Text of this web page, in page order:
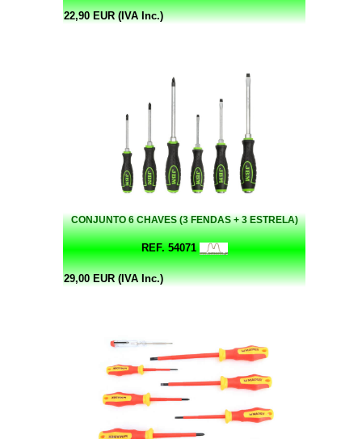
22,90 EUR (IVA Inc.)
CONJUNTO 6 CHAVES (3 FENDAS + 3 ESTRELA)
REF. 54071
29,00 EUR (IVA Inc.)